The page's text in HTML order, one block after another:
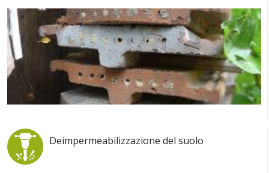
Deimpermeabilizzazione del suolo